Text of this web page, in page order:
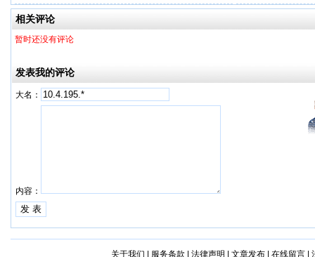
相关评论
暂时还没有评论
发表我的评论
大名：
内容：
关于我们 服务条款 法律声明 文章发布| 在线留言|